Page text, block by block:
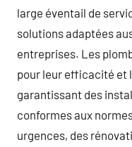
large éventail de
solutions adaptées
entreprises. Les
pour leur efficacité et
garantissant des
conformes aux
urgences, des